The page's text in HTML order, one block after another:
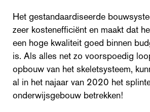
Het gestandaardiseerde
zeer kostenefficiënt en maakt dat
een hoge kwaliteit goed binnen
is. Als alles net zo voorspoedig
opbouw van het skeletsysteem,
al in het najaar van 2020 het
onderwijsgebouw betrekken!